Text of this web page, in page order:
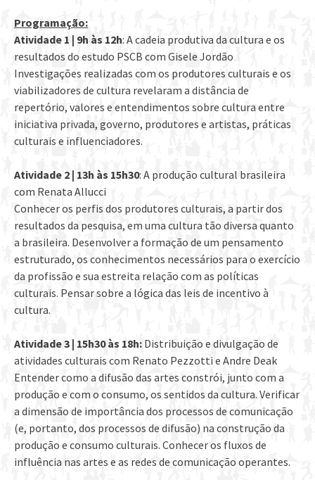
Programação:
Atividade 1 | 9h às 12h: A cadeia produtiva da cultura e os
resultados do estudo PSCB com Gisele Jordão
Investigações realizadas com os produtores culturais e os
viabilizadores de cultura revelaram a distância de
repertório, valores e entendimentos sobre cultura entre
iniciativa privada, governo, produtores e artistas, práticas
culturais e influenciadores.
Atividade 2 | 13h às 15h30: A produção cultural brasileira
com Renata Allucci
Conhecer os perfis dos produtores culturais, a partir dos
resultados da pesquisa, em uma cultura tão diversa quanto
a brasileira. Desenvolver a formação de um pensamento
estruturado, os conhecimentos necessários para o exercício
da profissão e sua estreita relação com as políticas
culturais. Pensar sobre a lógica das leis de incentivo à
cultura.
Atividade 3 | 15h30 às 18h: Distribuição e divulgação de
atividades culturais com Renato Pezzotti e Andre Deak
Entender como a difusão das artes constrói, junto com a
produção e com o consumo, os sentidos da cultura. Verificar
a dimensão de importância dos processos de comunicação
(e, portanto, dos processos de difusão) na construção da
produção e consumo culturais. Conhecer os fluxos de
influência nas artes e as redes de comunicação operantes.